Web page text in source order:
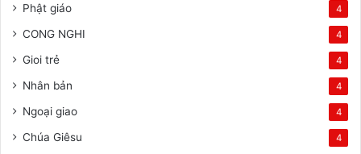
Phật giáo 4
CONG NGHI 4
Gioi trẻ 4
Nhân bản 4
Ngoại giao 4
Chúa Giêsu 4